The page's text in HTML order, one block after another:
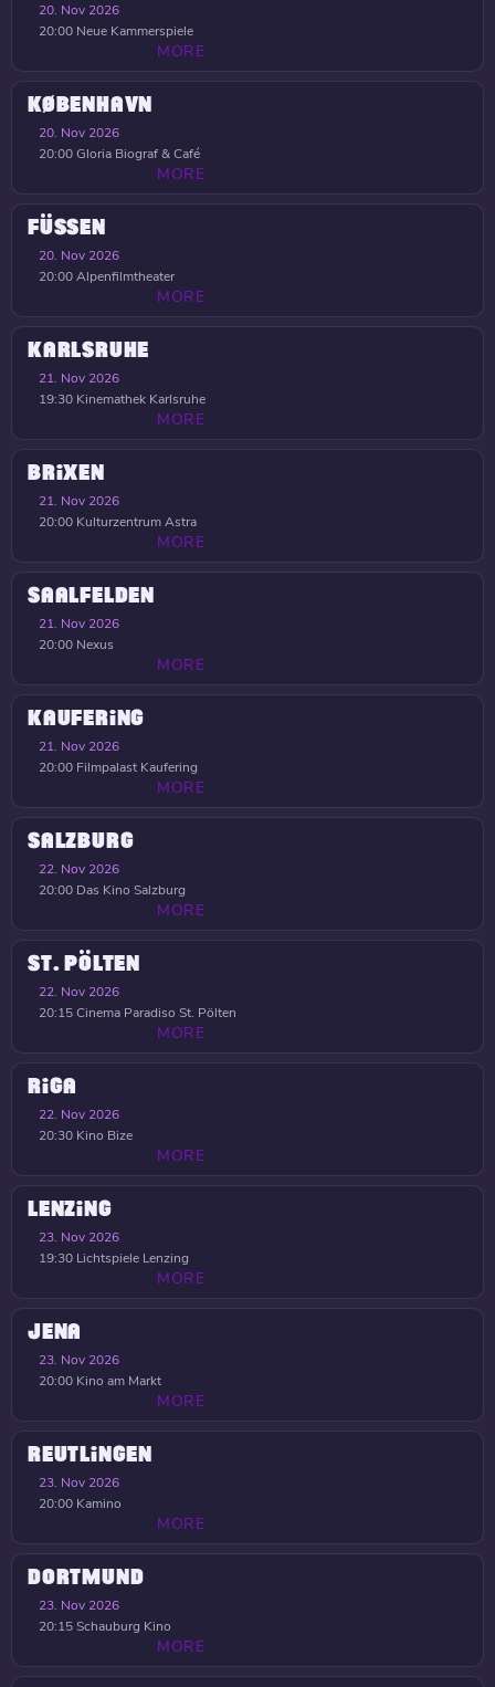
20. Nov 2026
20:00 Neue Kammerspiele
MORE
KØBENHAVN
20. Nov 2026
20:00Gloria Biograf & Café
MORE
FÜSSEN
20. Nov 2026
20:00Alpenfilmtheater
MORE
KARLSRUHE
21. Nov 2026
19:30 Kinemathek Karlsruhe
MORE
BRIXEN
21. Nov 2026
20:00 Kulturzentrum Astra
MORE
SAALFELDEN
21. Nov 2026
20:00 Nexus
MORE
KAUFERING
21. Nov 2026
20:00 Filmpalast Kaufering
MORE
SALZBURG
22. Nov 2026
20:00 Das Kino Salzburg
MORE
ST. PÖLTEN
22. Nov 2026
20:15Cinema Paradiso St. Pölten
MORE
RIGA
22. Nov 2026
20:30 Kino Bize
MORE
LENZING
23. Nov 2026
19:30 Lichtspiele Lenzing
MORE
JENA
23. Nov 2026
20:00 Kino am Markt
MORE
REUTLINGEN
23. Nov 2026
20:00 Kamino
MORE
DORTMUND
23. Nov 2026
20:15Schauburg Kino
MORE